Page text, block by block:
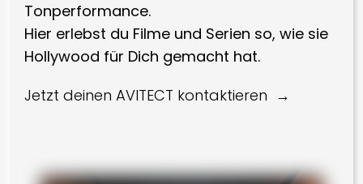
Tonperformance.
Hier erlebst du Filme und Serien so, wie sie
Hollywood für Dich gemacht hat.
Jetzt deinen AVITECT kontaktieren